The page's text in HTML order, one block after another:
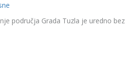
područja Grada Tuzla je uredno bez